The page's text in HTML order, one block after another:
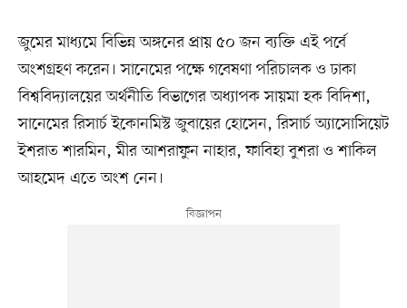
জুমের মাধ্যমে বিভিন্ন অঙ্গনের প্রায় ৫০ জন ব্যক্তি এই পর্বে
অংশগ্রহণ করেন। সানেমের পক্ষে গবেষণা পরিচালক ও ঢাকা
বিশ্ববিদ্যালয়ের অর্থনীতি বিভাগের অধ্যাপক সায়মা হক বিদিশা,
সানেমের রিসার্চ ইকোনমিস্ট জুবায়ের হোসেন, রিসার্চ অ্যাসোসিয়েট
ইশরাত শারমিন, মীর আশরাফুন নাহার, ফাবিহা বুশরা ও শাকিল
আহমেদ এতে অংশ নেন।